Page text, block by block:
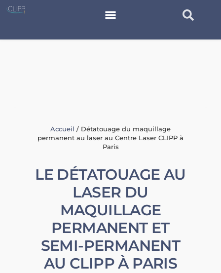
Accueil / Détatouage du maquillage
permanent au laser au Centre Laser CLIPP à
Paris
LE DÉTATOUAGE AU
LASER DU
MAQUILLAGE
PERMANENT ET
SEMI-PERMANENT
AU CLIPP À PARIS